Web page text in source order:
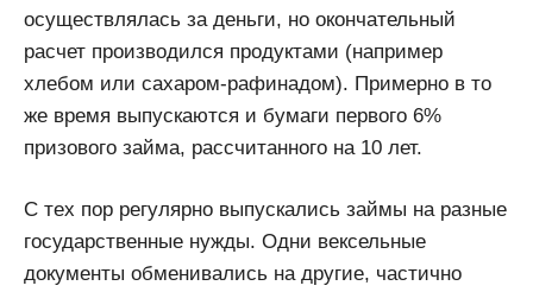
осуществлялась за деньги, но окончательный
расчет производился продуктами (например
хлебом или сахаром-рафинадом). Примерно в то
же время выпускаются и бумаги первого 6%
призового займа, рассчитанного на 10 лет.
С тех пор регулярно выпускались займы на разные
государственные нужды. Одни вексельные
документы обменивались на другие, частично